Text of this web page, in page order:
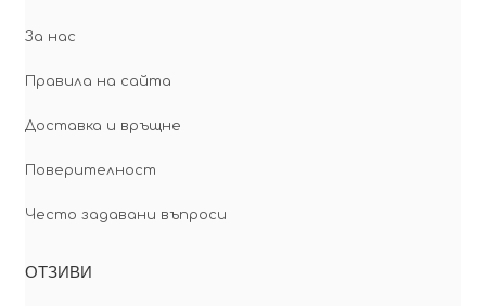
За нас
Правила на сайта
Доставка и връщне
Поверителност
Често задавани въпроси
ОТЗИВИ